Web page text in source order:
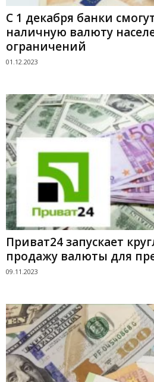
С 1 декабря банки
наличную валюту
ограничений
01.12.2023
Приват24 запускает
продажу валюты для
09.11.2023